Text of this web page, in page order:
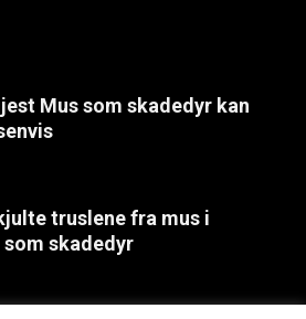
Mus som skadedyr kan
truslene fra mus i
skadedyr